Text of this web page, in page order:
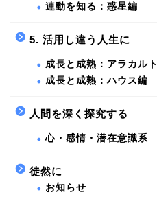
連動を知る：惑星編
5. 活用し違う人生に
成長と成熟：アラカルト
成長と成熟：ハウス編
人間を深く探究する
心・感情・潜在意識系
徒然に
お知らせ